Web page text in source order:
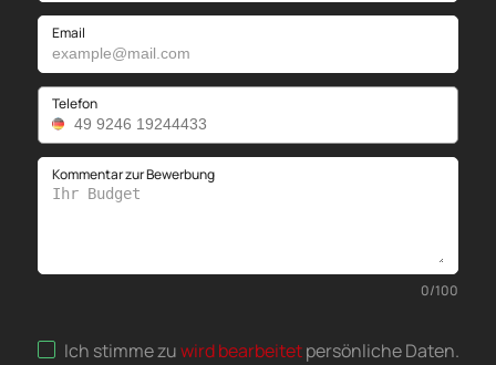
Email
Telefon
Kommentar zur Bewerbung
0/100
Ich stimme zuwird bearbeitetpersönliche Daten.